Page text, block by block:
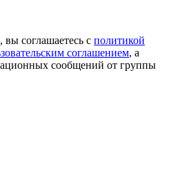
соглашаетесь с политикой
соглашением, а
сообщений от группы